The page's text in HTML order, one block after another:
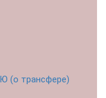
трансфере)